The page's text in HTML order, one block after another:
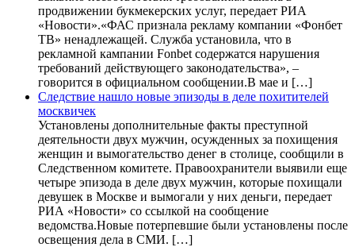
продвижении букмекерских услуг, передает РИА
«Новости».«ФАС признала рекламу компании «Фонбет
ТВ» ненадлежащей. Служба установила, что в
рекламной кампании Fonbet содержатся нарушения
требований действующего законодательства», –
говорится в официальном сообщении.В мае и […]
Следствие нашло новые эпизоды в деле похитителей
москвичек
Установлены дополнительные факты преступной
деятельности двух мужчин, осужденных за похищения
женщин и вымогательство денег в столице, сообщили в
Следственном комитете. Правоохранители выявили еще
четыре эпизода в деле двух мужчин, которые похищали
девушек в Москве и вымогали у них деньги, передает
РИА «Новости» со ссылкой на сообщение
ведомства.Новые потерпевшие были установлены после
освещения дела в СМИ. […]